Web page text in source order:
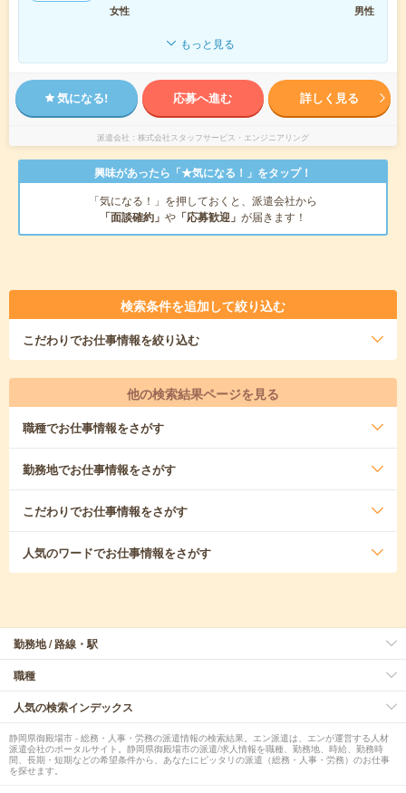
女性
男性
もっと見る
気になる! 応募へ進む 詳しく見る
派遣会社 株式会社スタッフサービス・エンジニアリング
興味があったら「★気になる！」をタップ！
「気になる！」を押しておくと、派遣会社から
「面談確約」 や 「応募歓迎」 が届きます！
検索条件を追加して絞り込む
こだわりでお仕事情報を絞り込む
他の検索結果ページを見る
職種でお仕事情報をさがす
勤務地でお仕事情報をさがす
こだわりでお仕事情報をさがす
人気のワードでお仕事情報をさがす
勤務地 / 路線・駅
職種
人気の検索インデックス
静岡県御殿場市 - 総務・人事・労務の派遣情報の検索結果。エン派遣は、エンが運営する人材
派遣会社のポータルサイト。静岡県御殿場市の派遣/求人情報を職種、勤務地、時給、勤務時
間、長期・短期などの希望条件から、あなたにピッタリの派遣（総務・人事・労務）のお仕事
を探せます。